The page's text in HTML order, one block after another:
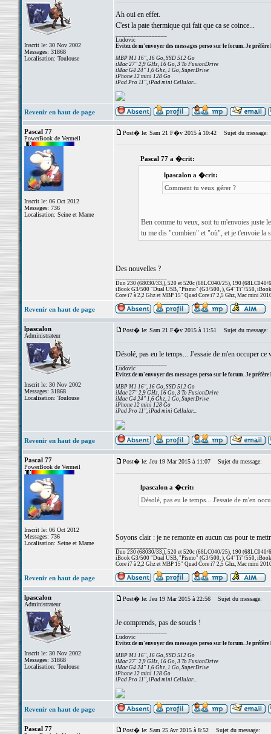
Inscrit le: 30 Nov 2002
Messages: 31868
Localisation: Toulouse
Ah oui en effet.
C'est la pate thermique qui fait que ca se coince...
Ludovic
Evitez de m'envoyer des messages perso sur le forum. Je préfère
MBP M1 16", 16 Go, SSD 512 Go
iMac 27" 2,9 GHz, 16 Go, 3 To FusionDrive
iMac G4 24" 1,6 Ghz, 1 Go, SuperDrive
iPhone 12 mini 128 Go
iPad Pro 11", iPad mini Cellular...
Revenir en haut de page
Pascal 77
PowerBook de Vermeil
Inscrit le: 06 Oct 2012
Messages: 736
Localisation: Seine et Marne
Post� le: Sam 21 F�v 2015 à 10:42 Sujet du message:
Pascal 77 a �crit:
lpascalon a �crit:
Comment tu veux gérer ?
Ben comme tu veux, soit tu m'envoies juste
tu me dis "combien" et "où", et je t'envoie la
Des nouvelles ?
Duo 230 (68030/33,), 520 et 520c (68LC040/25), 190 (68LC040/
iBook G3/500 "Dual USB, "Pismo" (G3/500, ), G4"Ti"/550,
Core i7 à 2,2 Ghz et MBP 15" Quad Core i7 2,5 Ghz, Mac mini
Revenir en haut de page
lpascalon
Administrateur
Inscrit le: 30 Nov 2002
Messages: 31868
Localisation: Toulouse
Post� le: Sam 21 F�v 2015 à 11:51 Sujet du message:
Désolé, pas eu le temps... J'essaie de m'en occuper ce
Ludovic
Evitez de m'envoyer des messages perso sur le forum. Je préfère
MBP M1 16", 16 Go, SSD 512 Go
iMac 27" 2,9 GHz, 16 Go, 3 To FusionDrive
iMac G4 24" 1,6 Ghz, 1 Go, SuperDrive
iPhone 12 mini 128 Go
iPad Pro 11", iPad mini Cellular...
Revenir en haut de page
Pascal 77
PowerBook de Vermeil
Inscrit le: 06 Oct 2012
Messages: 736
Localisation: Seine et Marne
Post� le: Jeu 19 Mar 2015 à 11:07 Sujet du message:
lpascalon a �crit:
Désolé, pas eu le temps... J'essaie de m'en
Soyons clair : je ne remonte en aucun cas pour te
Duo 230 (68030/33,), 520 et 520c (68LC040/25), 190 (68LC040/
iBook G3/500 "Dual USB, "Pismo" (G3/500, ), G4"Ti"/550,
Core i7 à 2,2 Ghz et MBP 15" Quad Core i7 2,5 Ghz, Mac mini
Revenir en haut de page
lpascalon
Administrateur
Inscrit le: 30 Nov 2002
Messages: 31868
Localisation: Toulouse
Post� le: Jeu 19 Mar 2015 à 22:56 Sujet du message:
Je comprends, pas de soucis !
Ludovic
Evitez de m'envoyer des messages perso sur le forum. Je préfère
MBP M1 16", 16 Go, SSD 512 Go
iMac 27" 2,9 GHz, 16 Go, 3 To FusionDrive
iMac G4 24" 1,6 Ghz, 1 Go, SuperDrive
iPhone 12 mini 128 Go
iPad Pro 11", iPad mini Cellular...
Revenir en haut de page
Pascal 77 Post� le: Sam 25 Avr 2015 à 8:52 Sujet du message: